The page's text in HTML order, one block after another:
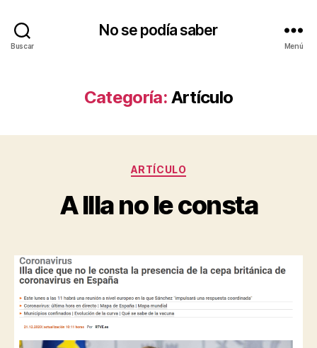
Buscar
No se podía saber
Menú
Categoría: Artículo
Categorías
ARTÍCULO
A Illa no le consta